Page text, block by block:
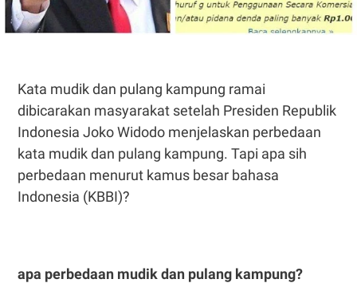
Kata mudik dan pulang kampung ramai
dibicarakan masyarakat setelah Presiden Republik
Indonesia Joko Widodo menjelaskan perbedaan
kata mudik dan pulang kampung. Tapi apa sih
perbedaan menurut kamus besar bahasa
Indonesia (KBBI)?
apa perbedaan mudik dan pulang kampung?